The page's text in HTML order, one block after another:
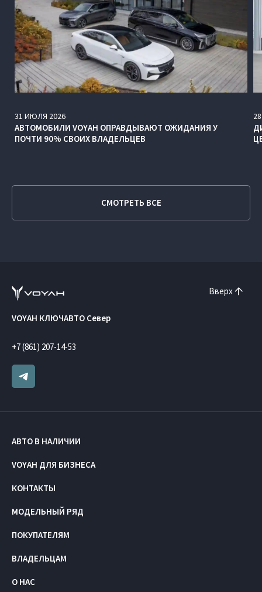
31 ИЮЛЯ 2026
АВТОМОБИЛИ VOYAH ОПРАВДЫВАЮТ ОЖИДАНИЯ У
ПОЧТИ 90% СВОИХ ВЛАДЕЛЬЦЕВ
28
СМОТРЕТЬ ВСЕ
Вверх
VOYAH КЛЮЧАВТО Север
+7 (861) 207-14-53
АВТО В НАЛИЧИИ
VOYAH ДЛЯ БИЗНЕСА
КОНТАКТЫ
МОДЕЛЬНЫЙ РЯД
ПОКУПАТЕЛЯМ
ВЛАДЕЛЬЦАМ
О НАС